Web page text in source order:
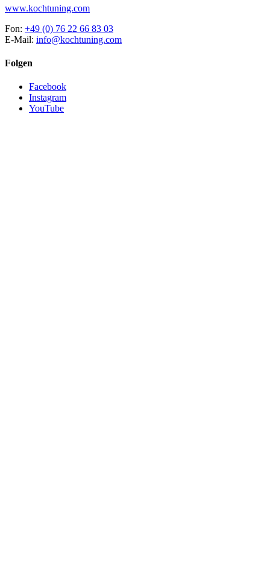
www.kochtuning.com
Fon: +49 (0) 76 22 66 83 03
E-Mail: info@kochtuning.com
Folgen
Facebook
Instagram
YouTube